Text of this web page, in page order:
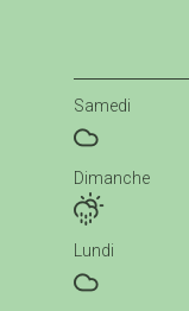
Samedi
Dimanche
Lundi